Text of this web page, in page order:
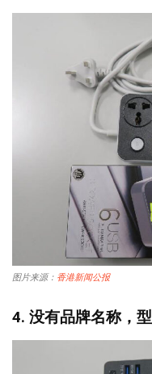
图片来源： 香港新闻公报
4. 没有品牌名称，